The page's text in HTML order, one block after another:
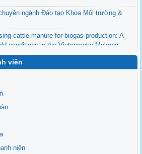
ngành Đào tạo Khoa Môi trường &
cattle manure for biogas production: A
conditions in the Vietnamese Mekong
based farming systems in the Vietnamese
Quốc Tế 2026
cấp Tỉnh năm 2024
viên
niên